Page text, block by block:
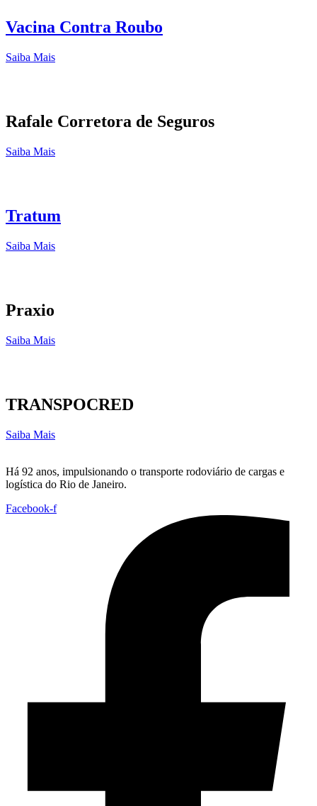
Vacina Contra Roubo
Saiba Mais
Rafale Corretora de Seguros
Saiba Mais
Tratum
Saiba Mais
Praxio
Saiba Mais
TRANSPOCRED
Saiba Mais
Há 92 anos, impulsionando o transporte rodoviário de cargas e
logística do Rio de Janeiro.
Facebook-f